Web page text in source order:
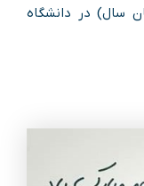
۲۸ مرداد همان سال) در دانشگاه